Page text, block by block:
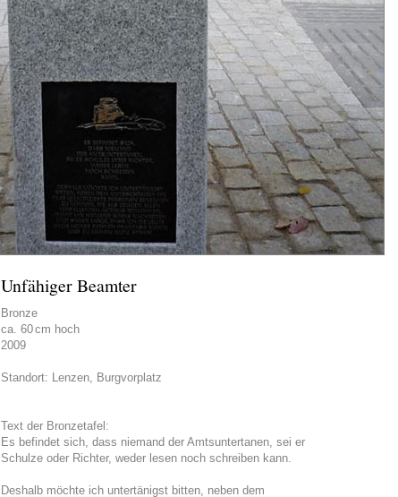
Unfähiger Beamter
Bronze
ca. 60cm hoch
2009
Standort: Lenzen, Burgvorplatz
Text der Bronzetafel:
Es befindet sich, dass niemand der Amtsuntertanen, sei er
Schulze oder Richter, weder lesen noch schreiben kann.
Deshalb möchte ich untertänigst bitten, neben dem